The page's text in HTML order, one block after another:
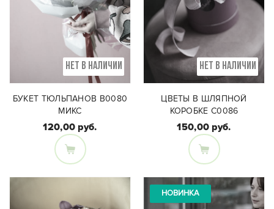
НЕТ В НАЛИЧИИ
Состав букета:
Монобукет из
тюльпанов микс
БУКЕТ ТЮЛЬПАНОВ В0080
МИКС
120,00 руб.
НЕТ В НАЛИЧИИ
Состав букета:
Кустовая роза,
кустовая хризантема,
эустома, скиммия
ЦВЕТЫ В ШЛЯПНОЙ
КОРОБКЕ С0086
150,00 руб.
НОВИНКА